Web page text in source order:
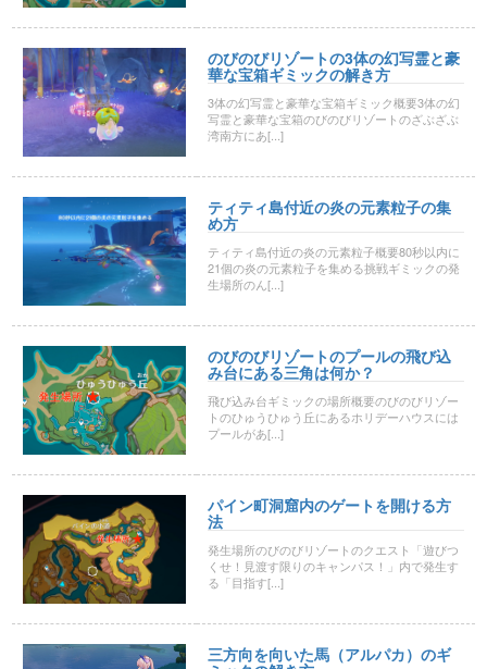
のびのびリゾートの3体の幻写霊と豪
華な宝箱ギミックの解き方
3体の幻写霊と豪華な宝箱ギミック概要3体の幻
写霊と豪華な宝箱のびのびリゾートのざぶざぶ
湾南方にあ[...]
ティティ島付近の炎の元素粒子の集
め方
ティティ島付近の炎の元素粒子概要80秒以内に
21個の炎の元素粒子を集める挑戦ギミックの発
生場所のん[...]
のびのびリゾートのプールの飛び込
み台にある三角は何か？
飛び込み台ギミックの場所概要のびのびリゾー
トのひゅうひゅう丘にあるホリデーハウスには
プールがあ[...]
パイン町洞窟内のゲートを開ける方
法
発生場所のびのびリゾートのクエスト「遊びつ
くせ！見渡す限りのキャンパス！」内で発生す
る「目指す[...]
三方向を向いた馬（アルパカ）のギ